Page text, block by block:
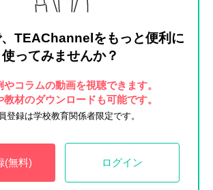
TEAChannelをもっと便利に
使ってみませんか？
やコラムの動画を視聴できます。
教材のダウンロードも可能です。
登録は学校教育関係者限定です。
(無料) ログイン